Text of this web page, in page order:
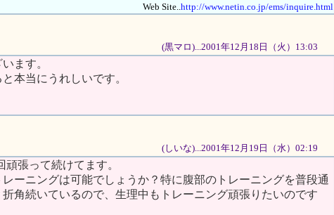
Web Site..http://www.netin.co.jp/ems/inquire.html
(黒マロ)...2001年12月18日（火）13:03
ます。
本当にうれしいです。
(しいな)...2001年12月19日（水）02:19
張って続けてます。
ーニングは可能でしょうか？特に腹部のトレーニングを普段通
角続いているので、生理中もトレーニング頑張りたいのです